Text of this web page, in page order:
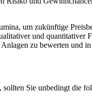
um zukünftige
und quantitativer
zu bewerten und
Sie unbedingt die